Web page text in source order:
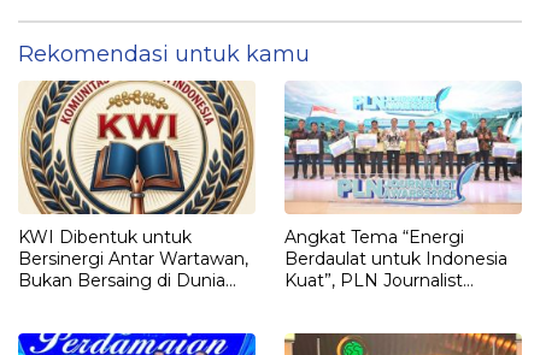
Rekomendasi untuk kamu
KWI Dibentuk untuk
Bersinergi Antar Wartawan,
Bukan Bersaing di Dunia
Angkat Tema “Energi
Berdaulat untuk Indonesia
Kuat”, PLN Journalist